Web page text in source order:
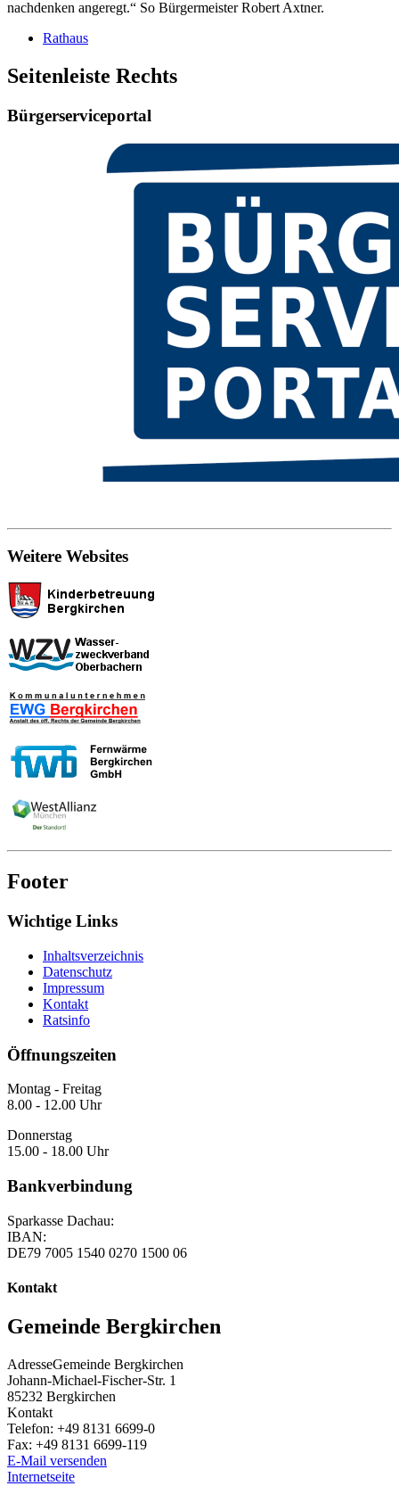
nachdenken angeregt.“ So Bürgermeister Robert Axtner.
Rathaus
Seitenleiste Rechts
Bürgerserviceportal
Weitere Websites
Footer
Wichtige Links
Inhaltsverzeichnis
Datenschutz
Impressum
Kontakt
Ratsinfo
Öffnungszeiten
Montag - Freitag
8.00 - 12.00 Uhr
Donnerstag
15.00 - 18.00 Uhr
Bankverbindung
Sparkasse Dachau:
IBAN:
DE79 7005 1540 0270 1500 06
Kontakt
Gemeinde Bergkirchen
AdresseGemeinde Bergkirchen
Johann-Michael-Fischer-Str. 1
85232 Bergkirchen
Kontakt
Telefon: +49 8131 6699-0
Fax: +49 8131 6699-119
E-Mail versenden
Internetseite